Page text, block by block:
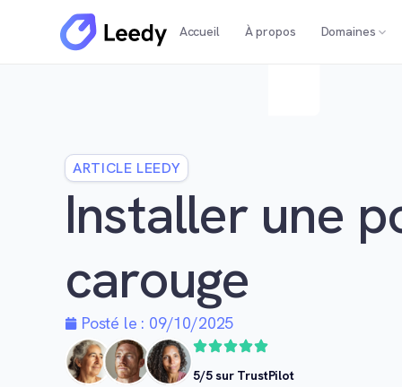
Accueil À propos Domaines
ARTICLE LEEDY
Installer une
carouge
Posté le : 09/10/2025
5/5 sur TrustPilot